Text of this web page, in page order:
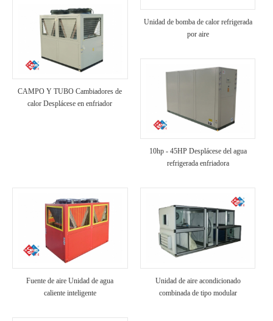
CAMPO Y TUBO Cambiadores de
calor Desplácese en enfriador
Unidad de bomba de calor refrigerada
por aire
10hp - 45HP Desplácese del agua
refrigerada enfriadora
Fuente de aire Unidad de agua
caliente inteligente
Unidad de aire acondicionado
combinada de tipo modular